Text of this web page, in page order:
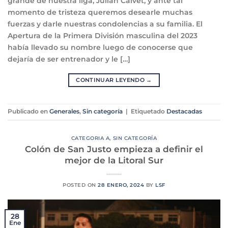
momento de tristeza queremos desearle muchas
fuerzas y darle nuestras condolencias a su familia. El
Apertura de la Primera División masculina del 2023
había llevado su nombre luego de conocerse que
dejaría de ser entrenador y le […]
CONTINUAR LEYENDO →
Publicado en Generales, Sin categoría Etiquetado Destacadas
CATEGORIA A, SIN CATEGORÍA
Colón de San Justo empieza a definir el
mejor de la Litoral Sur
POSTED ON28 ENERO, 2024 BY LSF
28
Ene